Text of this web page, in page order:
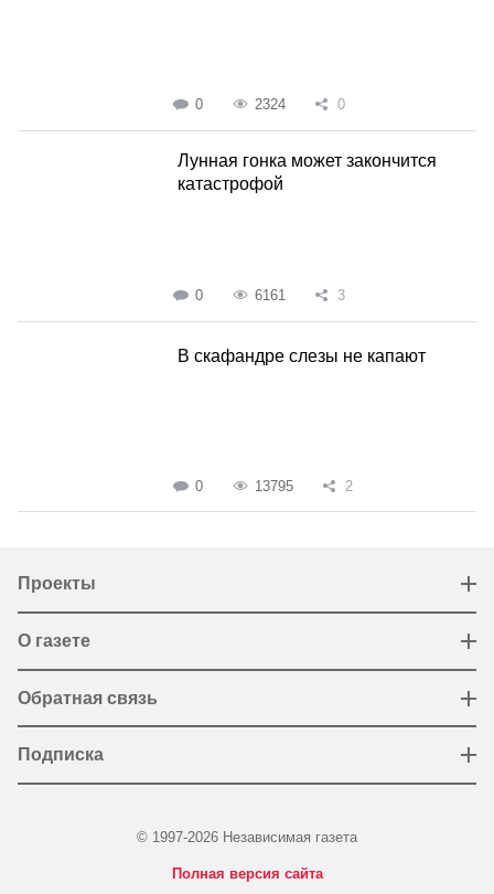
0 2324 0
Лунная гонка может закончится
катастрофой
0 6161 3
В скафандре слезы не капают
0 13795 2
Проекты
О газете
Обратная связь
Подписка
© 1997-2026 Независимая газета
Полная версия сайта